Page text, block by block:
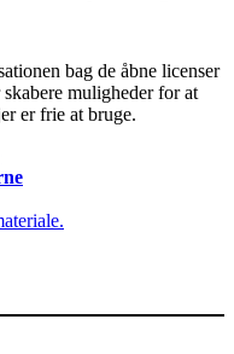
bag de åbne licenser
muligheder for at
er frie at bruge.